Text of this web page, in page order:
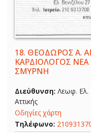
18. ΘΕΟΔΩΡΟΣ Α.
ΚΑΡΔΙΟΛΟΓΟΣ
ΣΜΥΡΝΗ
Διεύθυνση: Λεωφ. Ελ.
Αττικής
Οδηγίες χάρτη
Τηλέφωνο: